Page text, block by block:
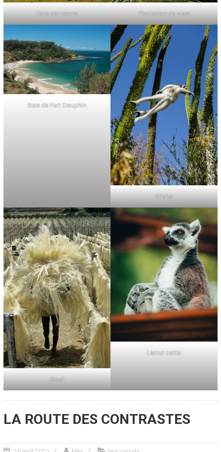
Baie de Lokaro Plantation de sisal
Baie de Fort Dauphin
Sifaka
Sisal
Lemur catta
LA ROUTE DES CONTRASTES